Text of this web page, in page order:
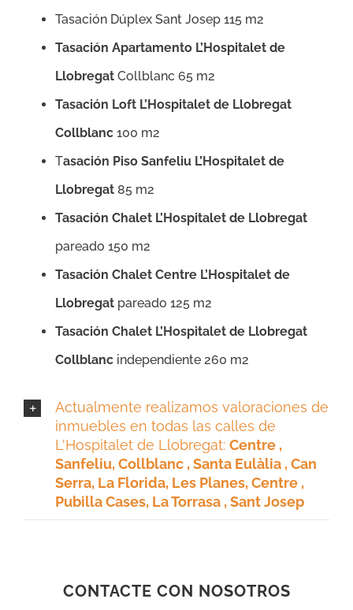
Tasación Dúplex Sant Josep 115 m2
Tasación Apartamento L’Hospitalet de
Llobregat Collblanc 65 m2
Tasación Loft L’Hospitalet de Llobregat
Collblanc 100 m2
Tasación Piso Sanfeliu L’Hospitalet de
Llobregat 85 m2
Tasación Chalet L’Hospitalet de Llobregat
pareado 150 m2
Tasación Chalet Centre L’Hospitalet de
Llobregat pareado 125 m2
Tasación Chalet L’Hospitalet de Llobregat
Collblanc independiente 260 m2
Actualmente realizamos valoraciones de
inmuebles en todas las calles de
L'Hospitalet de Llobregat: Centre ,
Sanfeliu, Collblanc , Santa Eulàlia , Can
Serra, La Florida, Les Planes, Centre ,
Pubilla Cases, La Torrasa , Sant Josep
CONTACTE CON NOSOTROS